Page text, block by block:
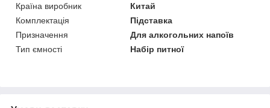
Країна виробник
Китай
Комплектація
Підставка
Призначення
Для алкогольних напоїв
Тип ємності
Набір питної